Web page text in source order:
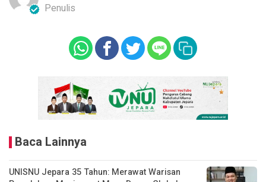
Penulis
Baca Lainnya
UNISNU Jepara 35 Tahun: Merawat Warisan